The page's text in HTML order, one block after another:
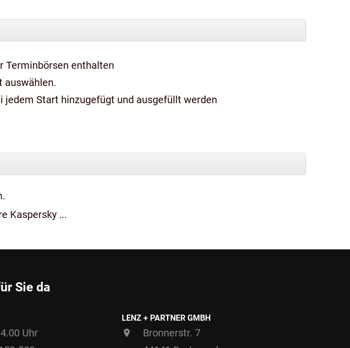
Terminbörsen enthalten
auswählen.
jedem Start hinzugefügt und ausgefüllt werden
Kaspersky ...
Sie da
Uhr
LENZ + PARTNER GMBH
Bronnerstr. 7